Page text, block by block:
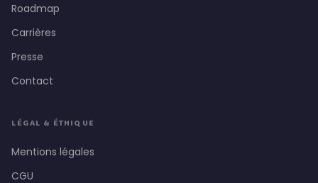
Roadmap
Carrières
Presse
Contact
LÉGAL & ÉTHIQUE
Mentions légales
CGU